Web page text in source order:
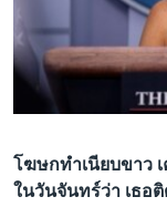
ตรวจสอบข่าว
เรียนรู้ภาษาอังกฤ
พอดคาสต์
ติดตามเรา
โฆษกทำเนียบขาว
ในวันจันทร์ว่า เธอ